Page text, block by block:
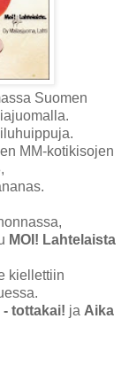
Suomen
MM-kotikisojen
MOI! Lahtelaista
kiellettiin
- tottakai! ja Aika